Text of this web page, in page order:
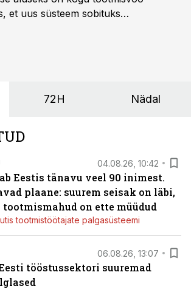
et uus süsteem sobituks
Mitendorf.
72H Nädal
04.08.26, 10:42
Eestis tänavu veel 90 inimest.
plaane: suurem seisak on läbi,
tootmismahud on ette müüdud
tootmistöötajate palgasüsteemi
06.08.26, 13:07
Eesti tööstussektori suuremad